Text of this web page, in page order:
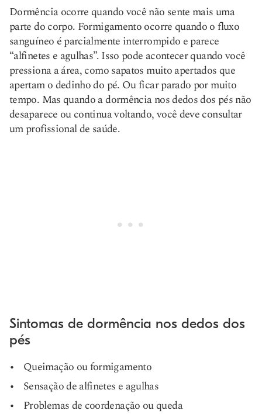
Dormência ocorre quando você não sente mais uma
parte do corpo. Formigamento ocorre quando o fluxo
sanguíneo é parcialmente interrompido e parece
“alfinetes e agulhas”. Isso pode acontecer quando você
pressiona a área, como sapatos muito apertados que
apertam o dedinho do pé. Ou ficar parado por muito
tempo. Mas quando a dormência nos dedos dos pés não
desaparece ou continua voltando, você deve consultar
um profissional de saúde.
Sintomas de dormência nos dedos dos
pés
Queimação ou formigamento
Sensação de alfinetes e agulhas
Problemas de coordenação ou queda